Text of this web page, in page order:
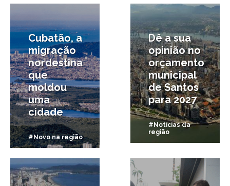
Cubatão, a
migração
nordestina
que
moldou
uma
cidade
#Novo na região
Dê a sua
opinião no
orçamento
municipal
de Santos
para 2027
#Notícias da
região
5/03/2026